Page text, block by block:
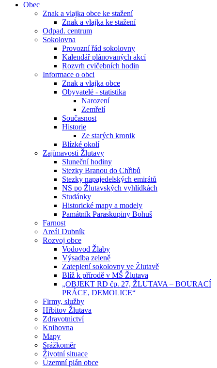
Obec
Znak a vlajka obce ke stažení
Znak a vlajka ke stažení
Odpad. centrum
Sokolovna
Provozní řád sokolovny
Kalendář plánovaných akcí
Rozvrh cvičebních hodin
Informace o obci
Znak a vlajka obce
Obyvatelé - statistika
Narození
Zemřelí
Současnost
Historie
Ze starých kronik
Blízké okolí
Zajímavosti Žlutavy
Sluneční hodiny
Stezky Branou do Chřibů
Stezky napajedelských emirátů
NS po Žlutavských vyhlídkách
Studánky
Historické mapy a modely
Památník Paraskupiny Bohuš
Farnost
Areál Dubník
Rozvoj obce
Vodovod Žlaby
Výsadba zeleně
Zateplení sokolovny ve Žlutavě
Blíž k přírodě v MŠ Žlutava
„OBJEKT RD čp. 27, ŽLUTAVA – BOURACÍ
PRÁCE, DEMOLICE“
Firmy, služby
Hřbitov Žlutava
Zdravotnictví
Knihovna
Mapy
Srážkoměr
Životní situace
Územní plán obce